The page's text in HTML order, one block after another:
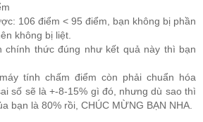
106 điểm < 95 điểm, bạn không bị phần
không bị liệt.
chính thức đúng như kết quả này thì bạn
tính chấm điểm còn phải chuẩn hóa
số sẽ là +-8-15% gì đó, nhưng dù sao thì
bạn là 80% rồi, CHÚC MỪNG BẠN NHA.